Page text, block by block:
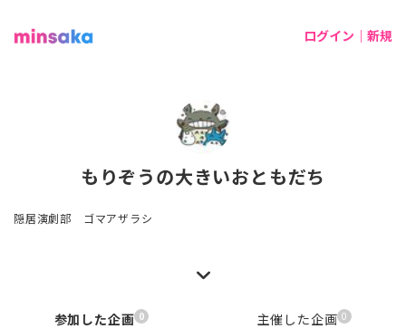
ログイン｜新規
もりぞうの大きいおともだち
隠居演劇部 ゴマアザラシ
参加した企画 0 主催した企画 0